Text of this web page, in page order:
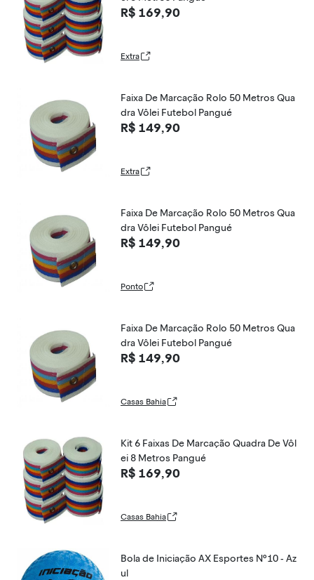
R$ 169,90
Extra
Faixa De Marcação Rolo 50 Metros Qua
dra Vôlei Futebol Pangué
R$ 149,90
Extra
Faixa De Marcação Rolo 50 Metros Qua
dra Vôlei Futebol Pangué
R$ 149,90
Ponto
Faixa De Marcação Rolo 50 Metros Qua
dra Vôlei Futebol Pangué
R$ 149,90
Casas Bahia
Kit 6 Faixas De Marcação Quadra De Vôl
ei 8 Metros Pangué
R$ 169,90
Casas Bahia
Bola de Iniciação AX Esportes Nº10 - Az
ul